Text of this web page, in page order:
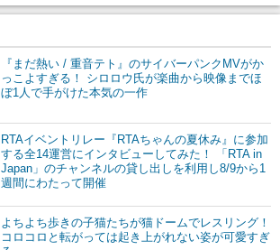
『まだ熱い / 重音テト』のサイバーパンクMVがか
っこよすぎる！ シロロウ氏が楽曲から映像までほ
ぼ1人で手がけた本気の一作
RTAイベントリレー『RTAちゃんの夏休み』に参加
する全14運営にインタビューしてみた！ 「RTA in
Japan」のチャンネルの貸し出しを利用し8/9から1
週間にわたって開催
よちよち歩きの子猫たちが猫ドームでレスリング！
コロコロと転がっては起き上がれない姿が可愛すぎ